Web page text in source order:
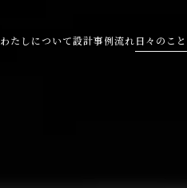
わたしについて設計事例流れ日々のこと